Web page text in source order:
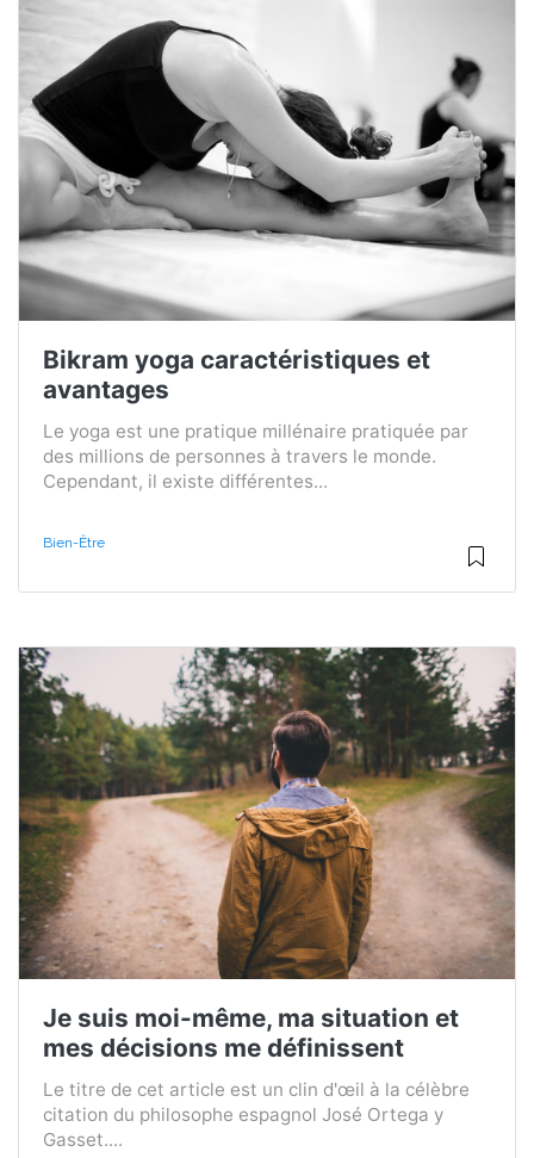
Bikram yoga caractéristiques et
avantages
Le yoga est une pratique millénaire pratiquée par
des millions de personnes à travers le monde.
Cependant, il existe différentes...
Bien-Être
Je suis moi-même, ma situation et
mes décisions me définissent
Le titre de cet article est un clin d'œil à la célèbre
citation du philosophe espagnol José Ortega y
Gasset....